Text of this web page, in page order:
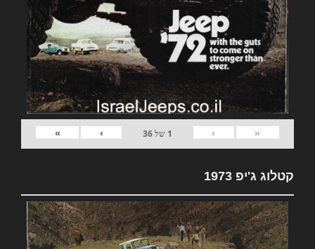
«
‹
1 של36
›
»
קטלוג ג'יפ 1973